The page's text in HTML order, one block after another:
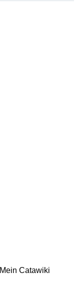
Mein Catawiki